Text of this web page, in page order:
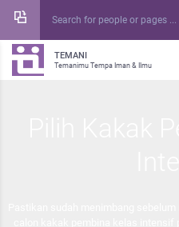
TEMANI
Temanimu Tempa Iman & Ilmu